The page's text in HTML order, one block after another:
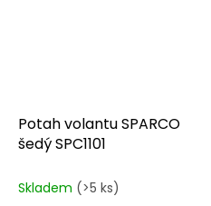
Potah volantu SPARCO
šedý SPC1101
Skladem (>5 ks)